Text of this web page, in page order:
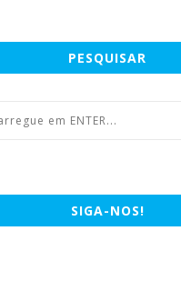
PESQUISAR
SIGA-NOS!